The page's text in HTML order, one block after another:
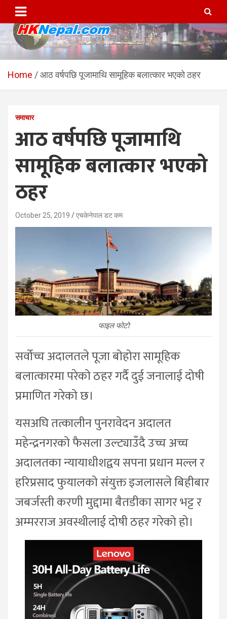
content
HKNepal.com – हङकङबाट
सञ्चालित पहिलो नेपाली अनलाईन
hknepal, hknepal.com, hk nepal, hk nepal com
Home आठ वर्षपछि पूजामाथि सामूहिक बलात्कार भएको ठहर
समाचार
आठ वर्षपछि पूजामाथि
सामूहिक बलात्कार भएको
ठहर
October 25, 2019 एचकेनेपाल डट कम
फाइल फोटो
सर्वोच्च अदालतले पूजा बोहोरा सामूहिक
बलात्कारमा परेको ठहर गर्दै दुई जनालाई दोषी
प्रमाणित गरेको छ।
यसअघि तत्कालीन पुनरावेदन अदालत
महेन्द्रनगरको फैसला उल्ट्याउँदै उच्च अच्च
अदालतका न्यायाधीशद्वय सपना प्रधान मल्ल र
हरिप्रसाद फुयालको संयुक्त इजलासले बिहीबार
जबर्जस्ती करणी मुद्दामा बैतडीका सागर भट्ट र
अम्मरराज अवस्थीलाई दोषी ठहर गरेको हो।